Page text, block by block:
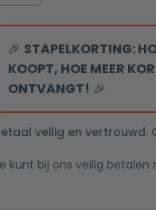
m²
inclusief
🎉 STAPELKORTING:
KOOPT, HOE MEER
ONTVANGT! 🎉
veilig en vertrouwd.
kunt bij ons veilig betalen